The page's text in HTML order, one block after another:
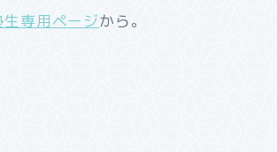
生専用ページから。